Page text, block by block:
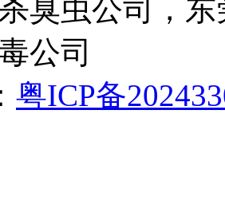
臭虫公司，
公司
粤ICP备